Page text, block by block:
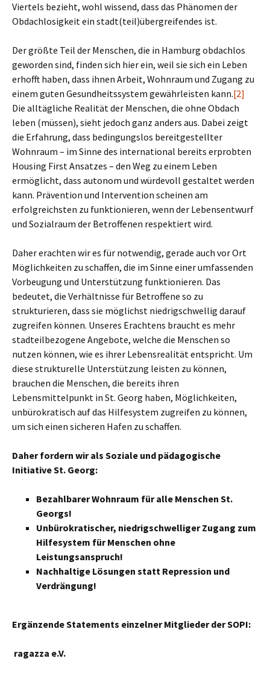
Viertels bezieht, wohl wissend, dass das Phänomen der
Obdachlosigkeit ein stadt(teil)übergreifendes ist.
Der größte Teil der Menschen, die in Hamburg obdachlos
geworden sind, finden sich hier ein, weil sie sich ein Leben
erhofft haben, dass ihnen Arbeit, Wohnraum und Zugang zu
einem guten Gesundheitssystem gewährleisten kann.[2]
Die alltägliche Realität der Menschen, die ohne Obdach
leben (müssen), sieht jedoch ganz anders aus. Dabei zeigt
die Erfahrung, dass bedingungslos bereitgestellter
Wohnraum – im Sinne des international bereits erprobten
Housing First Ansatzes – den Weg zu einem Leben
ermöglicht, dass autonom und würdevoll gestaltet werden
kann. Prävention und Intervention scheinen am
erfolgreichsten zu funktionieren, wenn der Lebensentwurf
und Sozialraum der Betroffenen respektiert wird.
Daher erachten wir es für notwendig, gerade auch vor Ort
Möglichkeiten zu schaffen, die im Sinne einer umfassenden
Vorbeugung und Unterstützung funktionieren. Das
bedeutet, die Verhältnisse für Betroffene so zu
strukturieren, dass sie möglichst niedrigschwellig darauf
zugreifen können. Unseres Erachtens braucht es mehr
stadteilbezogene Angebote, welche die Menschen so
nutzen können, wie es ihrer Lebensrealität entspricht. Um
diese strukturelle Unterstützung leisten zu können,
brauchen die Menschen, die bereits ihren
Lebensmittelpunkt in St. Georg haben, Möglichkeiten,
unbürokratisch auf das Hilfesystem zugreifen zu können,
um sich einen sicheren Hafen zu schaffen.
Daher fordern wir als Soziale und pädagogische
Initiative St. Georg:
Bezahlbarer Wohnraum für alle Menschen St.
Georgs!
Unbürokratischer, niedrigschwelliger Zugang zum
Hilfesystem für Menschen ohne
Leistungsanspruch!
Nachhaltige Lösungen statt Repression und
Verdrängung!
Ergänzende Statements einzelner Mitglieder der SOPI:
ragazza e.V.